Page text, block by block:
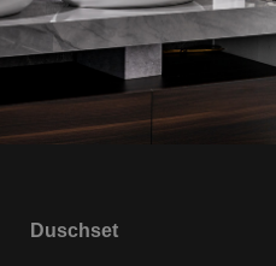
Duschset